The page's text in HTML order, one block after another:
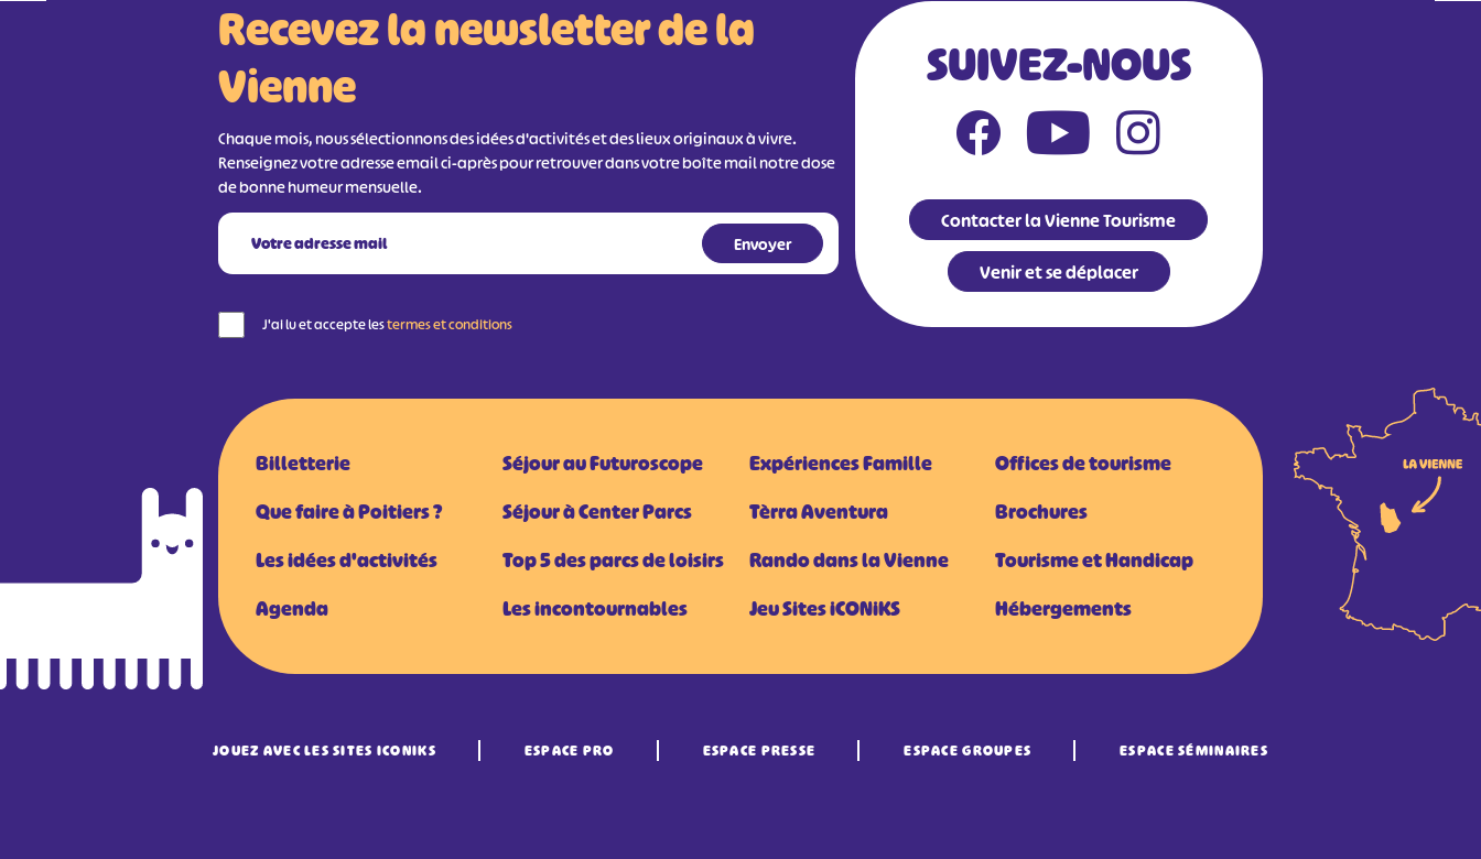
Recevez la newsletter de la
Vienne
Chaque mois, nous sélectionnons des idées d'activités et des lieux originaux à vivre.
Renseignez votre adresse email ci-après pour retrouver dans votre boîte mail notre dose
de bonne humeur mensuelle.
J'ai lu et accepte lestermes et conditions
SUIVEZ-NOUS
Contacter la Vienne Tourisme
Venir et se déplacer
Billetterie
Que faire à Poitiers ?
Les idées d'activités
Agenda
Séjour au Futuroscope
Séjour à Center Parcs
Top 5 des parcs de loisirs
Les incontournables
Expériences Famille
Tèrra Aventura
Rando dans la Vienne
Jeu Sites iCONiKS
Offices de tourisme
Brochures
Tourisme et Handicap
Hébergements
JOUEZ AVEC LES SITES ICONIKS ESPACE PRO ESPACE PRESSE ESPACE GROUPES ESPACE SÉMINAIRES